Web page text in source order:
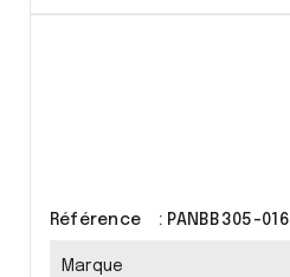
Référence : PANBB305-016
Marque